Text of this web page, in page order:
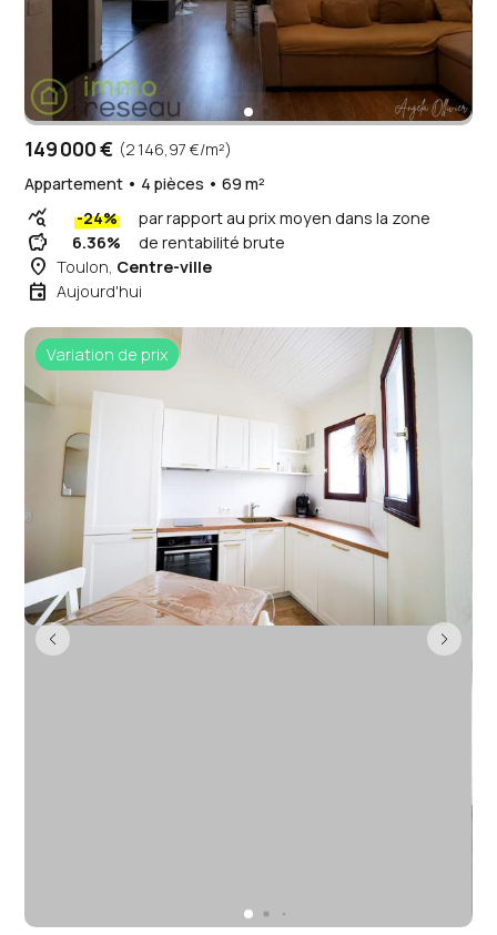
149 000 € (2 146,97 €/m²)
Appartement • 4 pièces • 69 m²
query_stats -24% par rapport au prix moyen dans la zone
savings 6.36% de rentabilité brute
place Toulon, Centre-ville
event Aujourd'hui
Variation de prix